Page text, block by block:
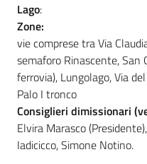
Lago:
Zone:
vie comprese tra Via
semaforo Rinascente, San
ferrovia), Lungolago, Via
Palo I tronco
Consiglieri dimissionari
Elvira Marasco
Iadicicco, Simone Notino.